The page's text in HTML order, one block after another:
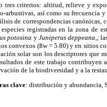
tres criterios: altitud, relieve y
arbustivas, así como su frecuencia
de correspondencias canónicas,
registradas en la zona de
potosina y Juniperus deppeana,;
convexos (ßw = 5.80) y en sitios
solar son los descriptores que
de este trabajo contribuyen
de la biodiversidad y a la
clave: distribución y abundancia,